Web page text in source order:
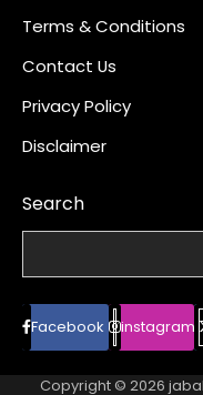
Terms & Conditions
Contact Us
Privacy Policy
Disclaimer
Search
Facebook instagram
Copyright © 2026